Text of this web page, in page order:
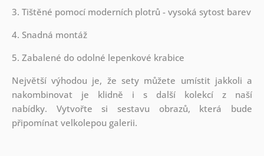
3. Tištěné pomocí moderních plotrů - vysoká sytost barev
4. Snadná montáž
5. Zabalené do odolné lepenkové krabice
Největší výhodou je, že sety můžete umístit jakkoli a
nakombinovat je klidně i s další kolekcí z naší
nabídky. Vytvořte si sestavu obrazů, která bude
připomínat velkolepou galerii.